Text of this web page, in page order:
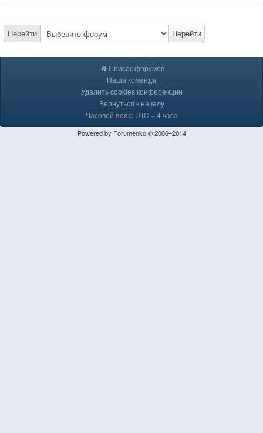
Перейти Перейти
Список форумов
Наша команда
Удалить cookies конференции
Вернуться к началу
Часовой пояс: UTC + 4 часа
Powered by Forumenko© 2006–2014